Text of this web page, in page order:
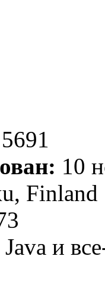
5691
10
Finland
Java и